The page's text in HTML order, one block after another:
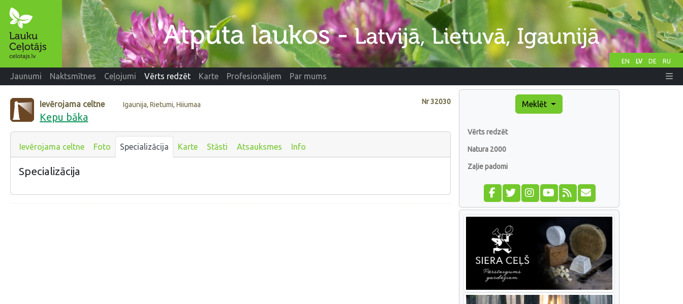
EN LV DE RU
Jaunumi Naktsmītnes Ceļojumi Vērts redzēt Karte Profesionāļiem Par mums
Nr32030
Ievērojama celtne Igaunija, Rietumi, Hiiumaa
Kepu bāka
Ievērojama celtne Foto Specializācija Karte Stāsti Atsauksmes Info
Specializācija
Meklēt
Vērts redzēt
Natura 2000
Zaļie padomi